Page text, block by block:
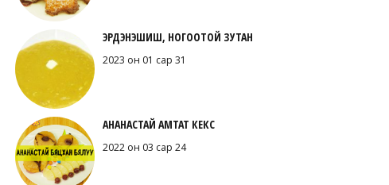
ЭРДЭНЭШИШ, НОГООТОЙ ЗУТАН
2023 он 01 сар 31
АНАНАСТАЙ АМТАТ КЕКС
2022 он 03 сар 24